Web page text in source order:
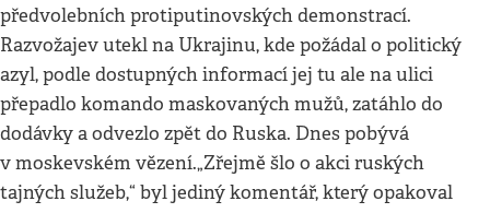
předvolebních protiputinovských demonstrací.
Razvožajev utekl na Ukrajinu, kde požádal o politický
azyl, podle dostupných informací jej tu ale na ulici
přepadlo komando maskovaných mužů, zatáhlo do
dodávky a odvezlo zpět do Ruska. Dnes pobývá
v moskevském vězení.„Zřejmě šlo o akci ruských
tajných služeb,“ byl jediný komentář, který opakoval